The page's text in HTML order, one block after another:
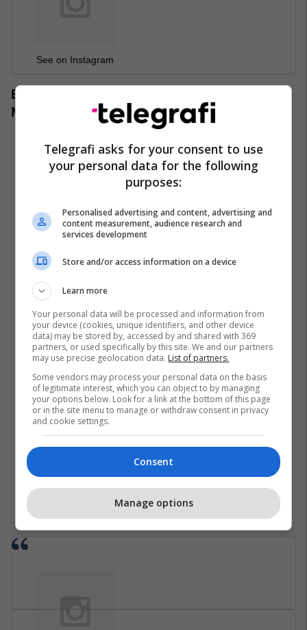
See on Instagram
Britney Spears dhe Christina Aguilera në Klubin
Mickey Mouse, 1993
Telegrafi asks for your consent to use
your personal data for the following
purposes:
Personalised advertising and content, advertising and
content measurement, audience research and
services development
Store and/or access information on a device
Learn more
Your personal data will be processed and information from
your device (cookies, unique identifiers, and other device
data) may be stored by, accessed by and shared with 369
partners, or used specifically by this site. We and our partners
may use precise geolocation data. List of partners.
Some vendors may process your personal data on the basis
of legitimate interest, which you can object to by managing
your options below. Look for a link at the bottom of this page
or in the site menu to manage or withdraw consent in privacy
and cookie settings.
Consent
Manage options